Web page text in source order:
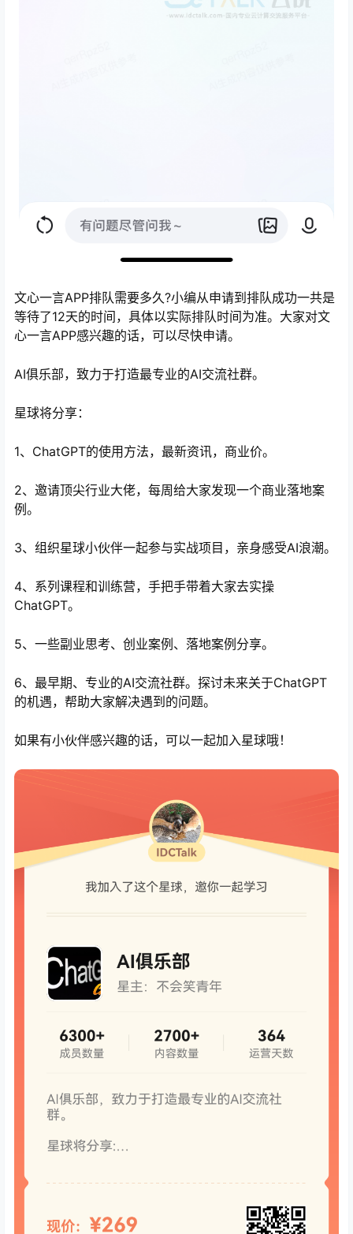
文心一言APP排队需要多久?小编从申请到排队成功一共是
等待了12天的时间，具体以实际排队时间为准。大家对文
心一言APP感兴趣的话，可以尽快申请。
AI俱乐部，致力于打造最专业的AI交流社群。
星球将分享：
1、ChatGPT的使用方法，最新资讯，商业价。
2、邀请顶尖行业大佬，每周给大家发现一个商业落地案
例。
3、组织星球小伙伴一起参与实战项目，亲身感受AI浪潮。
4、系列课程和训练营，手把手带着大家去实操
ChatGPT。
5、一些副业思考、创业案例、落地案例分享。
6、最早期、专业的AI交流社群。探讨未来关于ChatGPT
的机遇，帮助大家解决遇到的问题。
如果有小伙伴感兴趣的话，可以一起加入星球哦！